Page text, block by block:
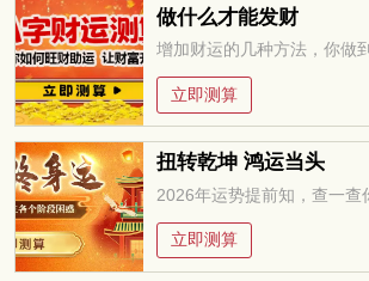
做什么才能发财
增加财运的几种方法，你做
立即测算
扭转乾坤 鸿运当头
2026年运势提前知，查一查
立即测算